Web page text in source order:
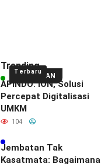
UNGGULAN
Terbaru
Trending
APINDO: ION, Solusi
Percepat Digitalisasi
UMKM
104
Jembatan Tak
Kasatmata: Bagaimana